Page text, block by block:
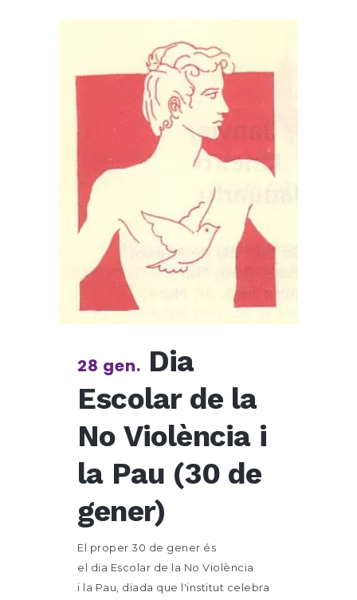
28 gen. Dia
Escolar de la
No Violència i
la Pau (30 de
gener)
El proper 30 de gener és
el dia Escolar de la No Violència
i la Pau, diada que l'institut celebra